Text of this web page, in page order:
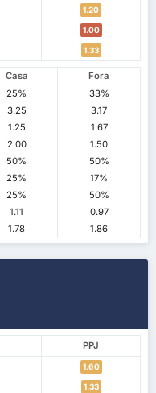
1.20
1.00
1.33
Casa
Fora
25%
33%
3.25
3.17
1.25
1.67
2.00
1.50
50%
50%
25%
17%
25%
50%
1.11
0.97
1.78 1.86
PPJ
1.60
1.33